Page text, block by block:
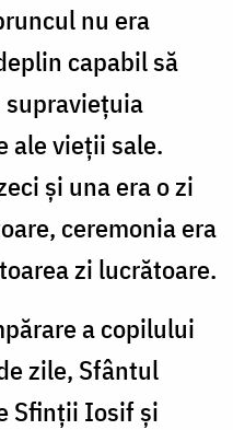
nu era
capabil să
supraviețuia
ale vieții sale.
și una era o zi
ceremonia era
zi lucrătoare.
a copilului
zile, Sfântul
Sfinții Iosif și